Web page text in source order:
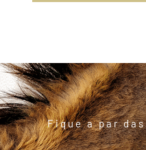
Fique a par